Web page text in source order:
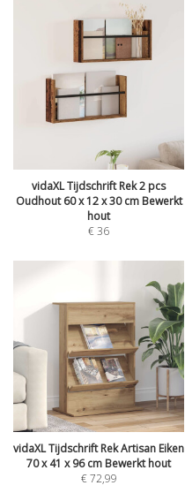
vidaXL Tijdschrift Rek 2 pcs
Oudhout 60 x 12 x 30 cm Bewerkt
hout
€36
vidaXL Tijdschrift Rek Artisan Eiken
70 x 41 x 96 cm Bewerkt hout
€72,99